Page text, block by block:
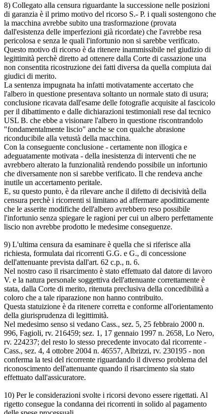
8) Collegato alla censura riguardante la successione nelle posizioni
di garanzia è il primo motivo del ricorso S.- P. i quali sostengono che
la macchina avrebbe subito una trasformazione (provata
dall'esistenza delle imperfezioni già ricordate) che l'avrebbe resa
pericolosa e senza le quali l'infortunio non si sarebbe verificato.
Questo motivo di ricorso è da ritenere inammissibile nel giudizio di
legittimità perchè diretto ad ottenere dalla Corte di cassazione una
non consentita ricostruzione dei fatti diversa da quella compiuta dai
giudici di merito.
La sentenza impugnata ha infatti motivatamente accertato che
l'albero in questione presentava soltanto un normale stato di usura;
conclusione ricavata dall'esame delle fotografie acquisite al fascicolo
per il dibattimento e dalle dichiarazioni testimoniali rese dal tecnico
USL B. che ebbe a visionare l'albero in questione riscontrandolo
"fondamentalmente liscio" anche se con qualche abrasione
riconducibile alla vetustà della macchina.
Con la conseguente conclusione - certamente non illogica e
adeguatamente motivata - della inesistenza di interventi che ne
avrebbero alterato la funzionalità rendendo possibile un infortunio
che diversamente non si sarebbe verificato. Il che rendeva anche
inutile un accertamento peritale.
E, su questo punto, è da rilevare anche il difetto di decisività della
censura perchè i ricorrenti si limitano ad affermare apoditticamente
che le asserite modifiche dell'albero avrebbero reso possibile
l'infortunio senza spiegare le ragioni per cui un albero perfettamente
liscio non avrebbe prodotto le medesime conseguenze.
9) L'ultima censura da esaminare è quella che si riferisce alla
richiesta, formulata dai ricorrenti G.G. e G., di concessione
dell'attenuante prevista dall'art. 62 c.p., n. 6.
Nel nostro caso il risarcimento è stato effettuato dal datore di lavoro
V. e la natura personale soggettiva dell'attenuante correttamente è
stata, dalla Corte di merito, ritenuta preclusiva della concedibilità a
coloro che a tale riparazione non hanno contribuito.
Questa statuizione è da ritenere corretta e conforme all'orientamento
della giurisprudenza di legittimità.
Nel medesimo senso si vedano Cass., sez. 5, 25 febbraio 2000 n.
996, Fagioli, rv. 216459; sez. 1, 17 gennaio 1997 n. 2658, Lo Nero,
rv. 224237; del resto lo stesso precedente invocato dal ricorrente -
Cass., sez. 4, 4 ottobre 2004 n. 46557, Albrizzi, rv. 230195 - non
conferma la tesi del ricorrente riguardando il diverso problema del
riconoscimento dell'attenuante quando il risarcimento sia stato
effettuato dall'assicuratore.
10) Per le considerazioni svolte i ricorsi devono essere rigettati. Al
rigetto consegue la condanna dei ricorrenti in solido al pagamento